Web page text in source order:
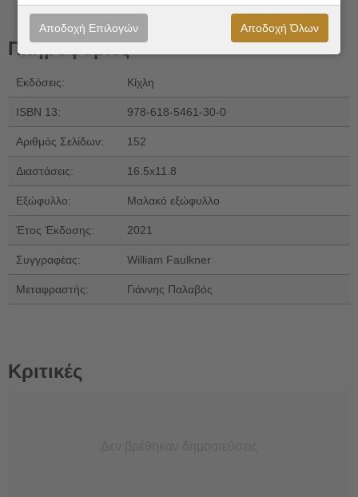
Πληροφορίες
Εκδόσεις: Κίχλη
ISBN 13: 978-618-5461-30-0
Αριθμός Σελίδων: 152
Διαστάσεις: 16.5x11.8
Εξώφυλλο: Μαλακό εξώφυλλο
Έτος Έκδοσης: 2021
Συγγραφέας: William Faulkner
Μεταφραστής: Γιάννης Παλαβός
Κριτικές
Αποδοχή Επιλογών Αποδοχή Όλων